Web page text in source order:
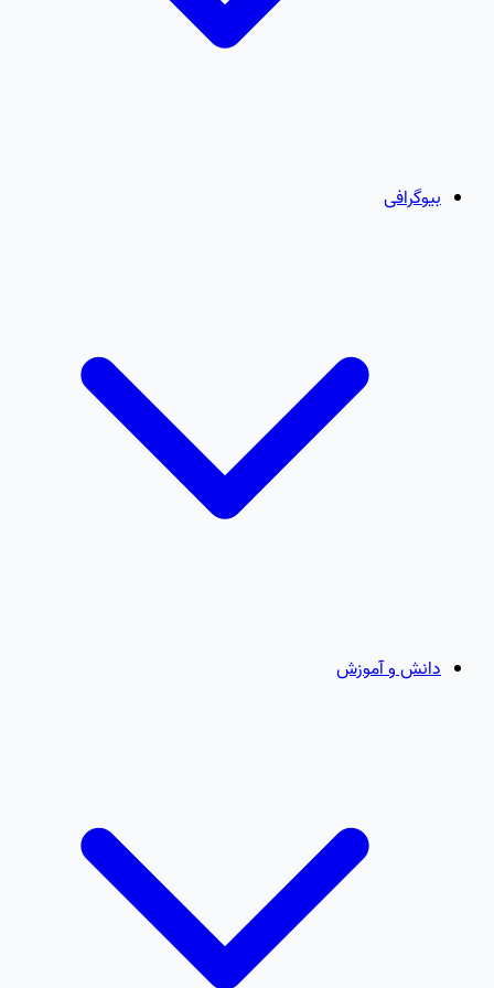
بیوگرافی
دانش و آموزش